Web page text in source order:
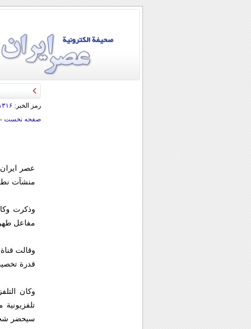
رمز الخبر:
صفحه نخست
عصر
منشآت نطنز لتزيد
وذكرت
مفاعل
وقالت
قدرة تخصيب
وكان
سيحضر